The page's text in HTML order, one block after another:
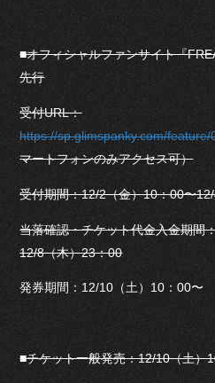
■オフィシャルファンサイト『
先行
受付URL：
https://sp.glimspanky.com/
マートフォンのみアクセス可）
受付期間：12/2（金）10：00〜
当落確認・チケット代金入金期間
12/8（木）23：00
発券期間：12/10（土）10：00〜
■チケット一般発売：12/10（土）